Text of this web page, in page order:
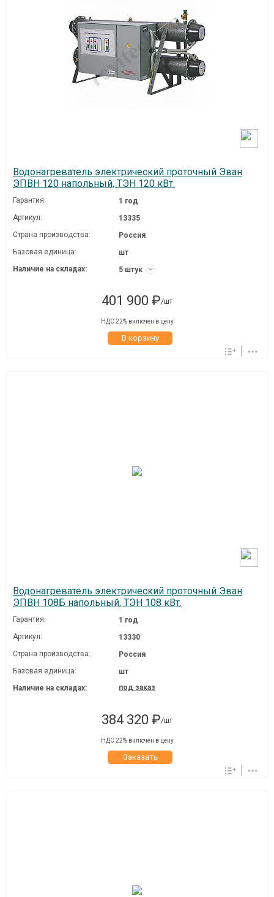
Водонагреватель электрический проточный Эван
ЭПВН 120 напольный, ТЭН 120 кВт.
Гарантия:
1 год
Артикул:
13335
Страна производства:
Россия
Базовая единица:
шт
Наличие на складах:
5 штук
401 900 ₽/шт
НДС 22% включен в цену
В корзину
Водонагреватель электрический проточный Эван
ЭПВН 108Б напольный, ТЭН 108 кВт.
Гарантия:
1 год
Артикул:
13330
Страна производства:
Россия
Базовая единица:
шт
Наличие на складах:
под заказ
384 320 ₽/шт
НДС 22% включен в цену
Заказать